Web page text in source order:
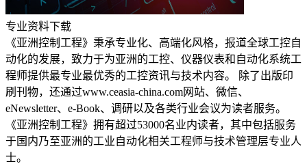
专业资料下载
《亚洲控制工程》秉承专业化、高端化风格，报道全球工控自
动化的发展，致力于为亚洲的工控、仪器仪表和自动化系统工
程师提供最专业最优秀的工控资讯与技术内容。 除了出版印
刷刊物，还通过www.ceasia-china.com网站、微信、
eNewsletter、e-Book、调研以及各类行业会议为读者服务。
《亚洲控制工程》拥有超过53000名业内读者，其中包括服务
于国内乃至亚洲的工业自动化相关工程师与技术管理层专业人
士。